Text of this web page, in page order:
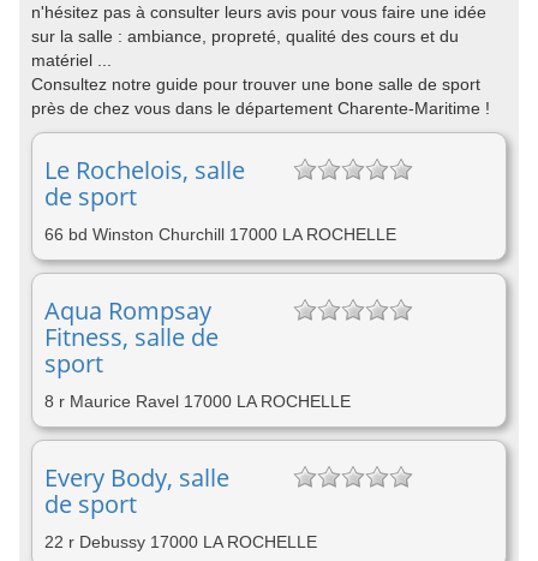
n'hésitez pas à consulter leurs avis pour vous faire une idée
sur la salle : ambiance, propreté, qualité des cours et du
matériel ...
Consultez notre guide pour trouver une bone salle de sport
près de chez vous dans le département Charente-Maritime !
Le Rochelois, salle
de sport
66 bd Winston Churchill 17000 LA ROCHELLE
Aqua Rompsay
Fitness, salle de
sport
8 r Maurice Ravel 17000 LA ROCHELLE
Every Body, salle
de sport
22 r Debussy 17000 LA ROCHELLE